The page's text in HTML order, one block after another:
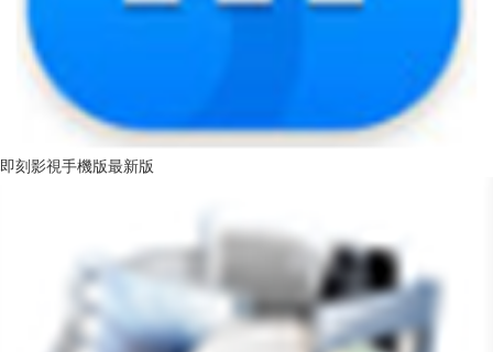
即刻影視手機版最新版